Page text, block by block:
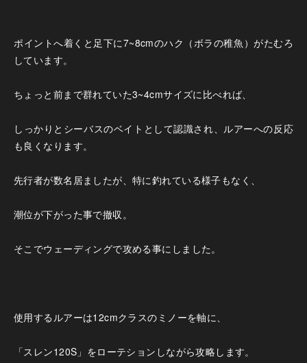
ポイントへ着くと足下に7~8cmのハク（ボラの稚魚）がたむろ
しています。
ちょっと前まで群れていた3~4cmサイズに比べれば、
しっかりとシーバスのベイトとして認識され、ルアーへの反応
も良くなります。
先行者が数名居ましたが、特に釣れている様子もなく、
潮位が下がった事で撤収。
そこでウェーディングで攻める事にしました。
使用するルアーは12cmクラスのミノーを軸に、
「スレン120S」をローテションしながら攻略します。